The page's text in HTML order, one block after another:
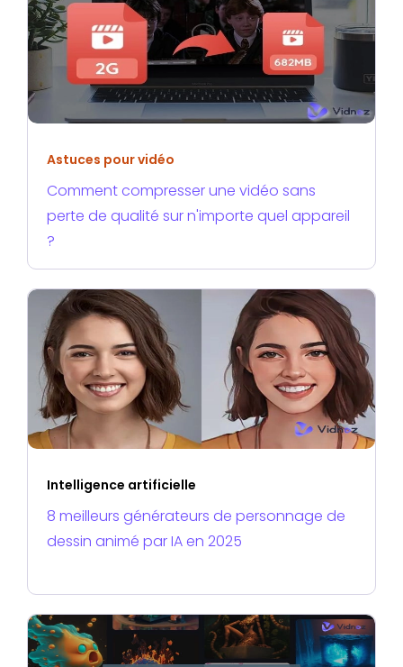
Astuces pour vidéo
Comment compresser une vidéo sans
perte de qualité sur n'importe quel appareil
?
Intelligence artificielle
8 meilleurs générateurs de personnage de
dessin animé par IA en 2025